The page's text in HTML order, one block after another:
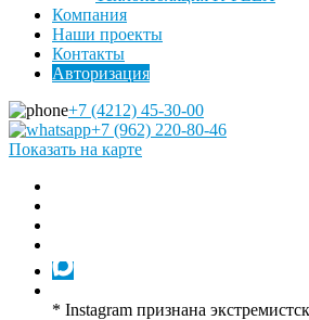
Компания
Наши проекты
Контакты
Авторизация
+7 (4212) 45-30-00
+7 (962) 220-80-46
Показать на карте
* Instagram признана